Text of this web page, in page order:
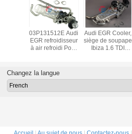
03P131512E Audi
EGR refroidisseur
à air refroidi Pour
Audi EGR Cooler,
siège de soupape
Ibiza 1.6 TDI
Changez la langue